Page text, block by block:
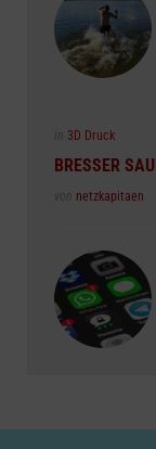
Posted
in 3D Druck
BRESSER
Posted
von netzkapitaen